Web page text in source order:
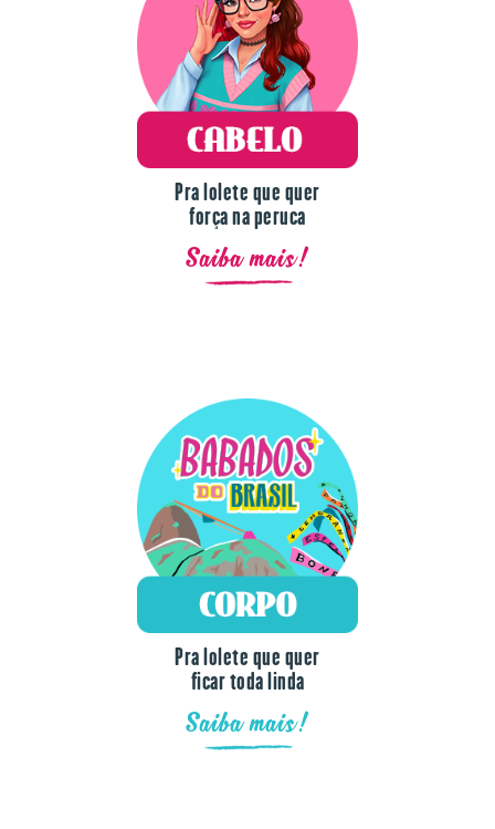
Pra lolete que quer
força na peruca
Saiba mais!
Pra lolete que quer
ficar toda linda
Saiba mais!